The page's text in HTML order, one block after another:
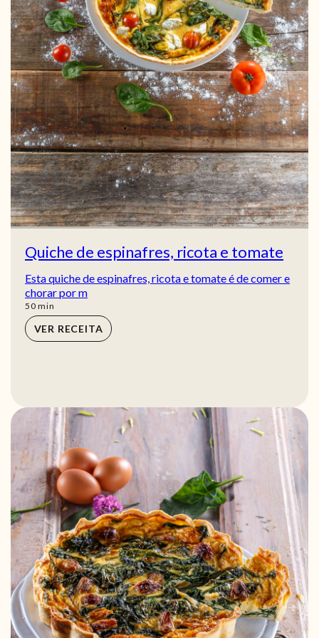
Quiche de espinafres, ricota e tomate
Esta quiche de espinafres, ricota e tomate é de comer e
chorar por m
50min
min
VER RECEITA